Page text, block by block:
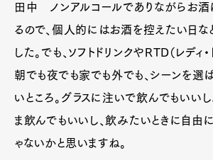
Pen Membership
Contact
Pen Meet
田中 ノンアルコールでありながらお
るので、個人的にはお酒を控えたい日な
した。でも、ソフトドリンクやRTD（レディ・
朝でも夜でも家でも外でも、シーンを選
いところ。グラスに注いで飲んでもいい
ま飲んでもいいし、飲みたいときに自由
ゃないかと思いますね。